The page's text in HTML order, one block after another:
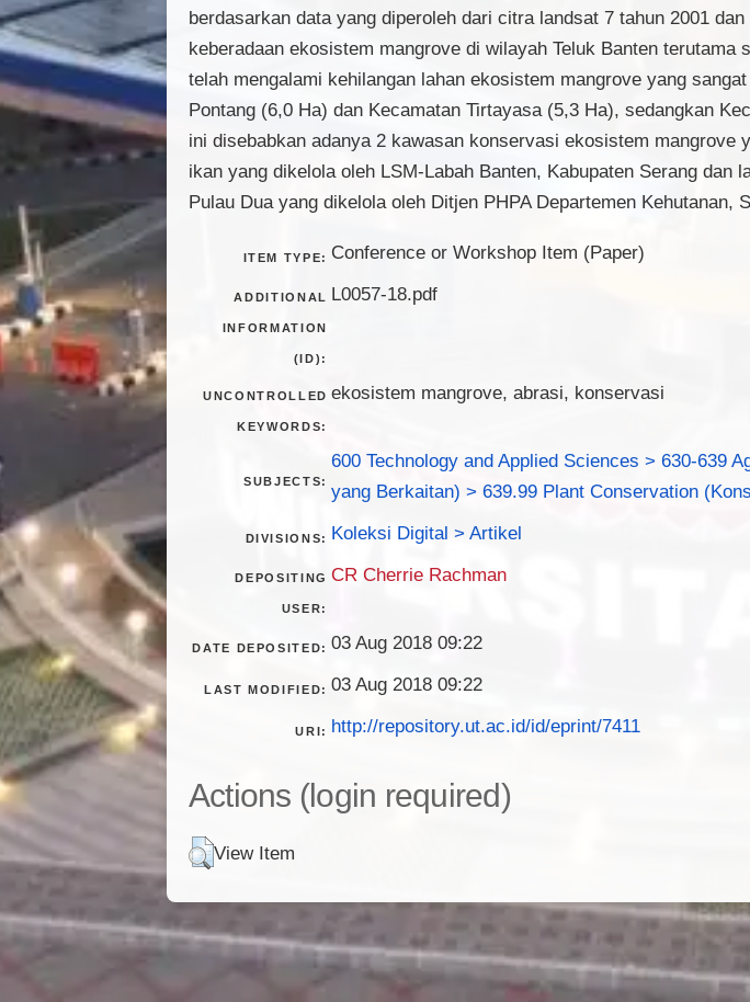
berdasarkan data yang diperoleh dari citra landsat 7 tahun 2001
keberadaan ekosistem mangrove di wilayah Teluk Banten
telah mengalami kehilangan lahan ekosistem mangrove yang
Pontang (6,0 Ha) dan Kecamatan Tirtayasa (5,3 Ha), sedangkan
ini disebabkan adanya 2 kawasan konservasi ekosistem
ikan yang dikelola oleh LSM-Labah Banten, Kabupaten Serang
Pulau Dua yang dikelola oleh Ditjen PHPA Departemen
ITEM TYPE: Conference or Workshop Item (Paper)
ADDITIONAL
INFORMATION
(ID):
L0057-18.pdf
UNCONTROLLED
KEYWORDS:
ekosistem mangrove, abrasi, konservasi
SUBJECTS:
600 Technology and Applied Sciences > 630-639
yang Berkaitan) > 639.99 Plant Conservation
DIVISIONS: Koleksi Digital > Artikel
DEPOSITING
USER:
CR Cherrie Rachman
DATE DEPOSITED: 03 Aug 2018 09:22
LAST MODIFIED: 03 Aug 2018 09:22
URI: http://repository.ut.ac.id/id/eprint/7411
Actions (login required)
View Item